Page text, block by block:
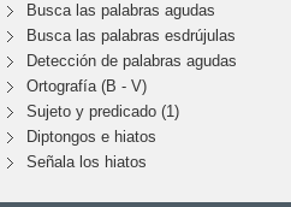
Busca las palabras agudas
Busca las palabras esdrújulas
Detección de palabras agudas
Ortografía (B - V)
Sujeto y predicado (1)
Diptongos e hiatos
Señala los hiatos